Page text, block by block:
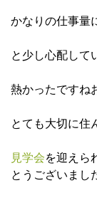
かなりの仕事量
と少し心配して
熱かったですね
とても大切に住
見学会を迎えら
とうございまし